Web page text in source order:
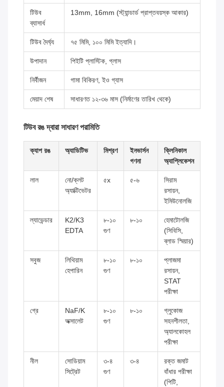
টিউব
ব্যাসার্ধ
13mm, 16mm (স্ট্যান্ডার্ড প্রাপ্তবয়স্ক আকার)
টিউব দৈর্ঘ্য ৭৫ মিমি, ১০০ মিমি ইত্যাদি।
উপাদান পিইটি প্লাস্টিক, গ্লাস
নির্বীজন গামা বিকিরণ, ইও গ্যাস
মেয়াদ শেষ সাধারণত ১২-৩৬ মাস (নির্মাণের তারিখ থেকে)
টিউব রঙ দ্বারা সাধারণ পরামিতি
ক্যাপ রঙ অ্যাডিটিভ মিশ্রণ
ইনভার্সন
গণনা
ক্লিনিকাল
অ্যাপ্লিকেশন
লাল
নো/ক্লট
অ্যাক্টিভেটর
৫x ৫-৬
সিরাম
রসায়ন,
ইমিউনোলজি
ল্যাভেন্ডার
K2/K3
EDTA
৮-১০
গুণ
৮-১০
হেমাটোলজি
(সিবিসি,
ব্লাড স্মিয়ার)
সবুজ
লিথিয়াম
হেপারিন
৮-১০
গুণ
৮-১০
প্লাজমা
রসায়ন,
STAT
পরীক্ষা
গ্রে
NaF/K
অক্সালেট
৮-১০
গুণ
৮-১০
গ্লুকোজ
সহনশীলতা,
অ্যালকোহল
পরীক্ষা
নীল
সোডিয়াম
সিট্রেট
৩-৪
গুণ
৩-৪
রক্ত জমাট
বাঁধার পরীক্ষা
(পিটি,